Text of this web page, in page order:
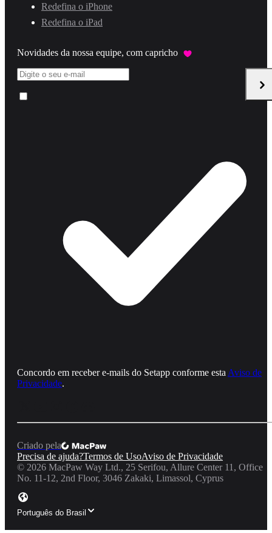
Redefina o iPhone
Redefina o iPad
Novidades da nossa equipe, com capricho
Concordo em receber e‑mails do Setapp conforme esta Aviso de
Privacidade.
Criado pela
Precisa de ajuda?Termos de UsoAviso de Privacidade
© 2026 MacPaw Way Ltd., 25 Serifou, Allure Center 11, Office
No. 11-12, 2nd Floor, 3046 Zakaki, Limassol, Cyprus
Português do Brasil